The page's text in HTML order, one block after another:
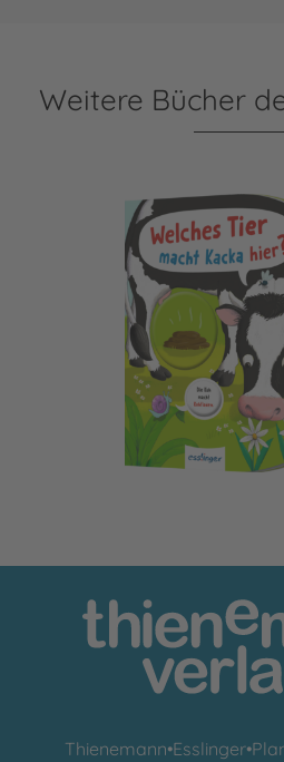
Weitere Bücher
Dreh das Rad und find´s
Thienemann•Esslinger•